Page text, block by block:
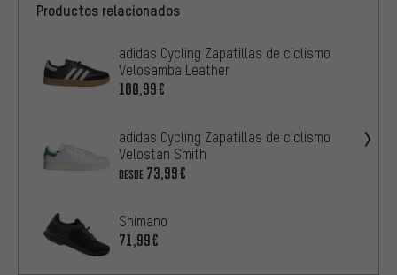
Productos relacionados
adidas Cycling Zapatillas de ciclismo
Velosamba Leather
100,99€
adidas Cycling Zapatillas de ciclismo
Velostan Smith
DESDE 73,99€
Shimano
71,99€